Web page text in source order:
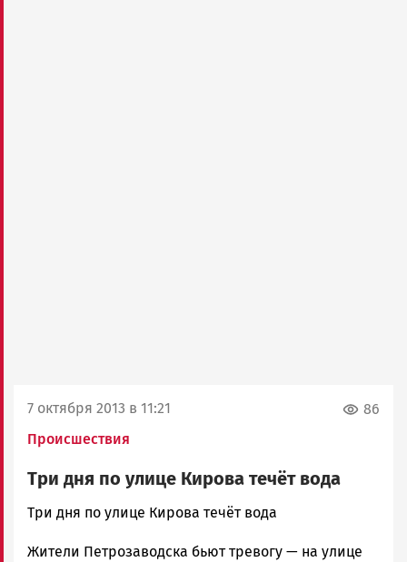
7 октября 2013 в 11:21
Происшествия
86
Три дня по улице Кирова течёт вода
admintimur
Петрозаводска
Три дня по улице Кирова течёт вода
Жители Петрозаводска бьют тревогу — на улице